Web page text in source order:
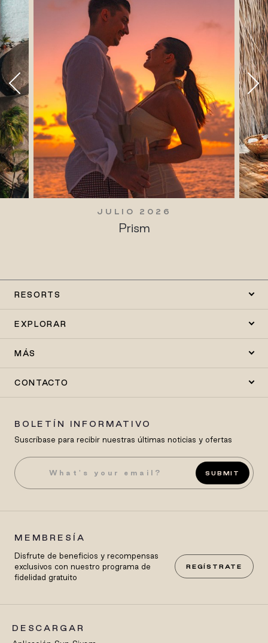
JULIO 2026
Prism
RESORTS
EXPLORAR
MÁS
CONTACTO
BOLETÍN INFORMATIVO
Suscríbase para recibir nuestras últimas noticias y ofertas
SUBMIT
MEMBRESÍA
Disfrute de beneficios y recompensas
exclusivos con nuestro programa de
fidelidad gratuito
REGÍSTRATE
DESCARGAR